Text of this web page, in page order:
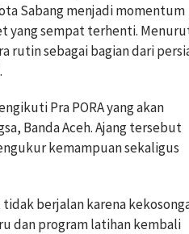
Sabang menjadi momentum
yang sempat terhenti.
rutin sebagai bagian dari
Pra PORA yang akan
Banda Aceh. Ajang tersebut
kemampuan sekaligus
berjalan karena
dan program latihan kembali